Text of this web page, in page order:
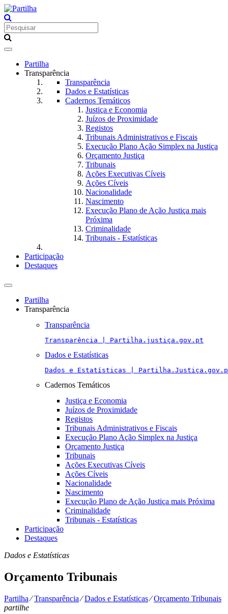
Toggle
navigationPartilha
Transparência
Transparência
Dados e Estatísticas
Cadernos Temáticos
Justiça e Economia
Juízos de Proximidade
Registos
Tribunais Administrativos e Fiscais
Execução Plano Ação Simplex na Justiça
Orçamento Justiça
Tribunais
Ações Executivas Cíveis
Ações Cíveis
Nacionalidade
Nascimento
Execução Plano de Ação Justiça mais
Próxima
Criminalidade
Tribunais - Estatísticas
Participação
Destaques
Toggle
navigationPartilha
Transparência
Transparência
Transparência | Partilha.justiça.gov.pt
Dados e Estatísticas
Dados e Estatísticas |
Cadernos Temáticos
Justiça e Economia
Juízos de Proximidade
Registos
Tribunais Administrativos e Fiscais
Execução Plano Ação Simplex na Justiça
Orçamento Justiça
Tribunais
Ações Executivas Cíveis
Ações Cíveis
Nacionalidade
Nascimento
Execução Plano de Ação Justiça mais Próxima
Criminalidade
Tribunais - Estatísticas
Participação
Destaques
Dados e Estatísticas
Orçamento Tribunais
Partilha⁄Transparência⁄Dados e Estatísticas⁄Orçamento Tribunais
partilhe